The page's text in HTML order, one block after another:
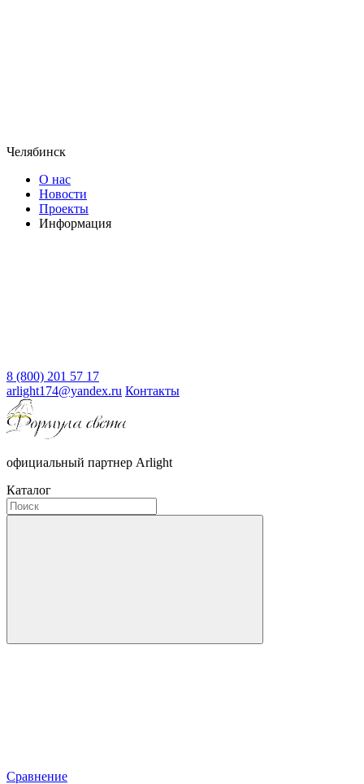
Челябинск
О нас
Новости
Проекты
Информация
8 (800) 201 57 17
arlight174@yandex.ru Контакты
официальный партнер Arlight
Каталог
Сравнение